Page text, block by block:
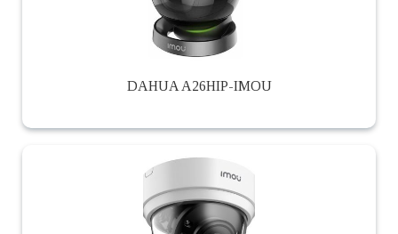
DAHUA A26HIP-IMOU